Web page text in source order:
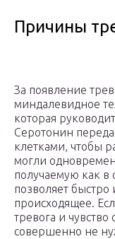
Причины
За появление
миндалевидное
которая
Серотонин
клетками, чтобы
могли
получаемую как в
позволяет быстро
происходящее.
тревога и чувство
совершенно не